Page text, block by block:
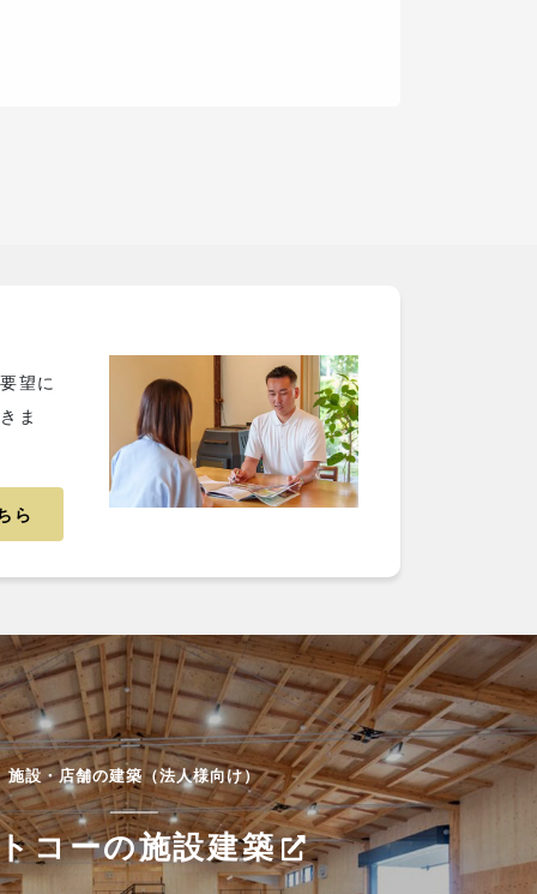
望に
ま
ら
施設・店舗の建築（法人様向け）
コーの施設建築